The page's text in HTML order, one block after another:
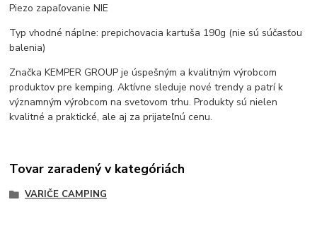
Piezo zapaľovanie NIE
Typ vhodné náplne: prepichovacia kartuša 190g (nie sú súčasťou
balenia)
Značka KEMPER GROUP je úspešným a kvalitným výrobcom
produktov pre kemping. Aktívne sleduje nové trendy a patrí k
významným výrobcom na svetovom trhu. Produkty sú nielen
kvalitné a praktické, ale aj za prijateľnú cenu.
Tovar zaradený v kategóriách
VARIČE CAMPING